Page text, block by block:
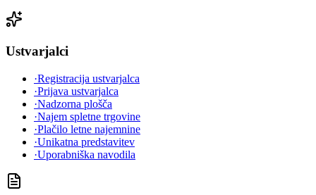
Ustvarjalci
·Registracija ustvarjalca
·Prijava ustvarjalca
·Nadzorna plošča
·Najem spletne trgovine
·Plačilo letne najemnine
·Unikatna predstavitev
·Uporabniška navodila